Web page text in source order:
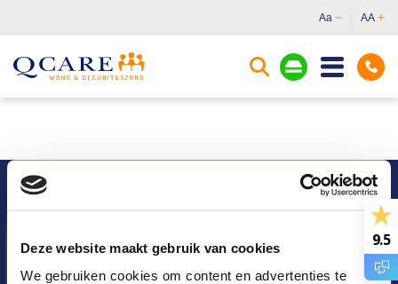
Deze website maakt gebruik van cookies
We gebruiken cookies om content en advertenties te
9.5
Aa AA